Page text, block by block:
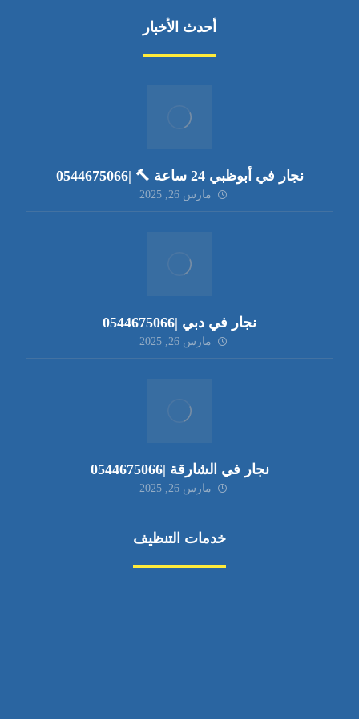
أحدث الأخبار
نجار في أبوظبي 24 ساعة 🔨 |0544675066
مارس 26, 2025
نجار في دبي |0544675066
مارس 26, 2025
نجار في الشارقة |0544675066
مارس 26, 2025
خدمات التنظيف